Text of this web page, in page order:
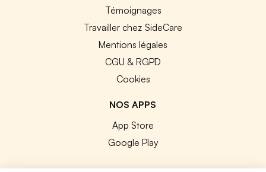
Témoignages
Travailler chez SideCare
Mentions légales
CGU & RGPD
Cookies
NOS APPS
App Store
Google Play